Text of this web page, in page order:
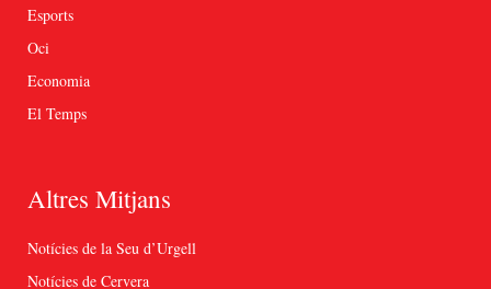
Esports
Oci
Economia
El Temps
Altres Mitjans
Notícies de la Seu d’Urgell
Notícies de Cervera